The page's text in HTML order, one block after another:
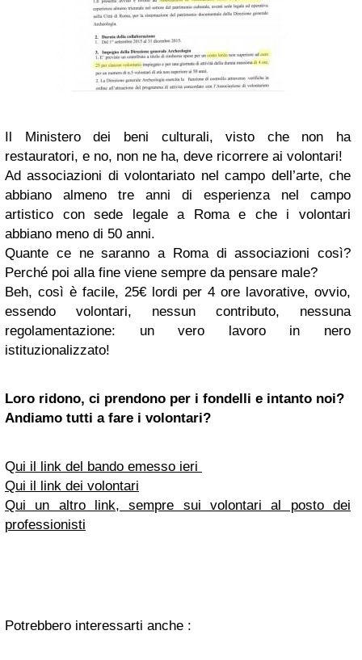
Il Ministero dei beni culturali, visto che non ha
restauratori, e no, non ne ha, deve ricorrere ai volontari!
Ad associazioni di volontariato nel campo dell’arte, che
abbiano almeno tre anni di esperienza nel campo
artistico con sede legale a Roma e che i volontari
abbiano meno di 50 anni.
Quante ce ne saranno a Roma di associazioni così?
Perché poi alla fine viene sempre da pensare male?
Beh, così è facile, 25€ lordi per 4 ore lavorative, ovvio,
essendo volontari, nessun contributo, nessuna
regolamentazione: un vero lavoro in nero
istituzionalizzato!
Loro ridono, ci prendono per i fondelli e intanto noi?
Andiamo tutti a fare i volontari?
Qui il link del bando emesso ieri
Qui il link dei volontari
Qui un altro link, sempre sui volontari al posto dei
professionisti
Potrebbero interessarti anche :